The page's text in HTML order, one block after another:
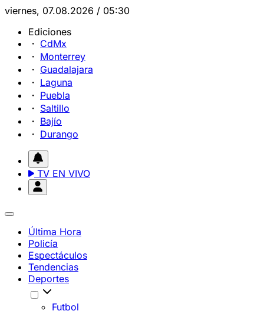
viernes, 07.08.2026 / 05:30
Ediciones
CdMx
Monterrey
Guadalajara
Laguna
Puebla
Saltillo
Bajío
Durango
TV EN VIVO
Última Hora
Policía
Espectáculos
Tendencias
Deportes
Futbol